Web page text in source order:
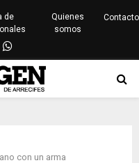
de
Quienes
somos
Contacto
Whatsapp
con un arma